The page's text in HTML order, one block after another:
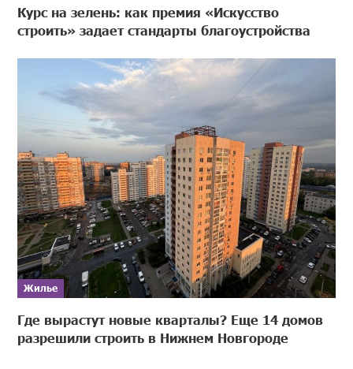
Курс на зелень: как премия «Искусство
строить» задает стандарты благоустройства
Жилье
Где вырастут новые кварталы? Еще 14 домов
разрешили строить в Нижнем Новгороде